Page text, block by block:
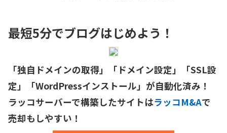
最短5分でブログはじめよう！
「独自ドメインの取得」「ドメイン設定」「SSL設
定」「WordPressインストール」が自動化済み！
ラッコサーバーで構築したサイトはラッコM&Aで
売却もしやすい！